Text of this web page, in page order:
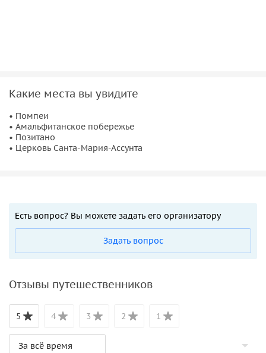
Какие места вы увидите
• Помпеи
• Амальфитанское побережье
• Позитано
• Церковь Санта-Мария-Ассунта
Есть вопрос? Вы можете задать его организатору
Задать вопрос
Отзывы путешественников
5 4 3 2 1